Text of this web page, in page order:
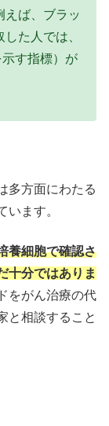
えば、ブラッ
た人では、
す指標）が
多方面にわたる
います。
養細胞で確認さ
十分ではありま
をがん治療の代
と相談すること